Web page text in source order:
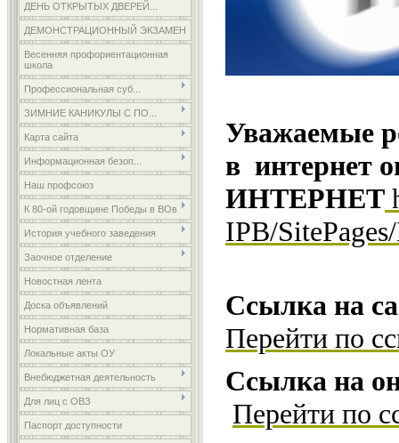
ДЕНЬ ОТКРЫТЫХ ДВЕРЕЙ...
ДЕМОНСТРАЦИОННЫЙ ЭКЗАМЕН
Весенняя профориентационная
школа
Профессиональная суб...
ЗИМНИЕ КАНИКУЛЫ С ПО...
Карта сайта
Информационная безоп...
Наш профсоюз
К 80-ой годовщине Победы в ВОв
История учебного заведения
Заочное отделение
Новостная лента
Доска объявлений
Нормативная база
Локальные акты ОУ
Внебюджетная деятельность
Для лиц с ОВЗ
Паспорт доступности
Уважаемые
в интернет
ИНТЕРНЕТ
IPB/
Ссылка на
Перейти по
Ссылка на
Перейти по